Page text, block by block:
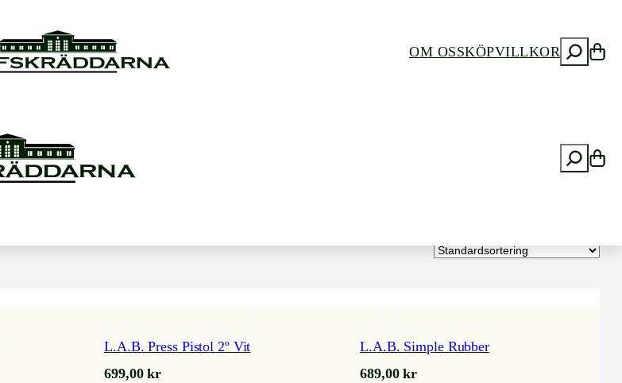
OM OSSKÖPVILLKOR
ö
ö
L.A.B. Press Pistol 2º Vit
699,00kr
L.A.B. Simple Rubber
689,00kr